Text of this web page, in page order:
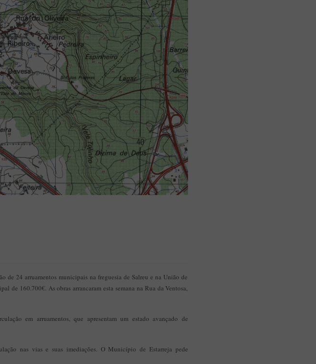
Aplicação Sentir Estarreja
Museu Fábrica da História – Arroz
de 24 arruamentos municipais na freguesia de Salreu e na União de
de 160.700€. As obras arrancaram esta semana na Rua da Ventosa,
em arruamentos, que apresentam um estado avançado de
nas vias e suas imediações. O Município de Estarreja pede